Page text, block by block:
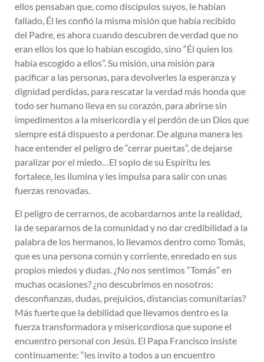
ellos pensaban que, como discípulos suyos, le habían
fallado, Él les confió la misma misión que había recibido
del Padre, es ahora cuando descubren de verdad que no
eran ellos los que lo habían escogido, sino “Él quien los
había escogido a ellos”. Su misión, una misión para
pacificar a las personas, para devolverles la esperanza y
dignidad perdidas, para rescatar la verdad más honda que
todo ser humano lleva en su corazón, para abrirse sin
impedimentos a la misericordia y el perdón de un Dios que
siempre está dispuesto a perdonar. De alguna manera les
hace entender el peligro de “cerrar puertas”, de dejarse
paralizar por el miedo…El soplo de su Espíritu les
fortalece, les ilumina y les impulsa para salir con unas
fuerzas renovadas.
El peligro de cerrarnos, de acobardarnos ante la realidad,
la de separarnos de la comunidad y no dar credibilidad a la
palabra de los hermanos, lo llevamos dentro como Tomás,
que es una persona común y corriente, enredado en sus
propios miedos y dudas. ¿No nos sentimos “Tomás” en
muchas ocasiones? ¿no descubrimos en nosotros:
desconfianzas, dudas, prejuicios, distancias comunitarias?
Más fuerte que la debilidad que llevamos dentro es la
fuerza transformadora y misericordiosa que supone el
encuentro personal con Jesús. El Papa Francisco insiste
continuamente: “les invito a todos a un encuentro